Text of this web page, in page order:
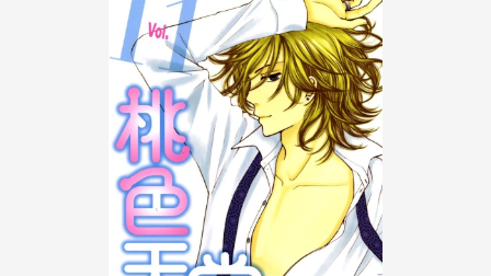
【公告】因 Readmoo 讀墨系統維護中，本站同步暫
停部分閱讀服務